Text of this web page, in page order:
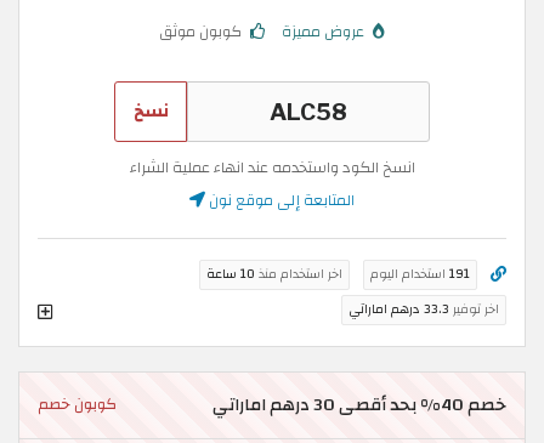
عروض مميزة كوبون موثق
نسخ
انسخ الكود واستخدمه عند انهاء عملية الشراء
المتابعة إلى موقع نون
191 استخدام اليوم اخر استخدام منذ 10 ساعة
اخر توفير 33.3 درهم اماراتي
خصم 40% بحد أقصى 30 درهم اماراتي كوبون خصم